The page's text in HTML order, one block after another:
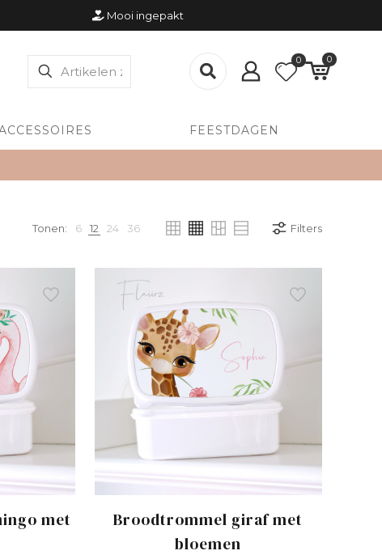
Mooi ingepakt
0 0
FEESTDAGEN
Tonen: 6 12 24 36 Filters
met
Broodtrommel giraf met
bloemen